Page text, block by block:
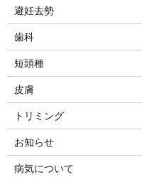
避妊去勢
歯科
短頭種
皮膚
トリミング
お知らせ
病気について